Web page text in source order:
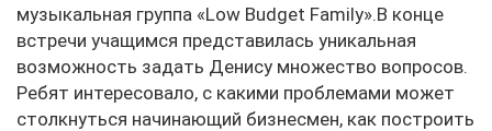
музыкальная группа «Low Budget Family».В конце
встречи учащимся представилась уникальная
возможность задать Денису множество вопросов.
Ребят интересовало, с какими проблемами может
столкнуться начинающий бизнесмен, как построить